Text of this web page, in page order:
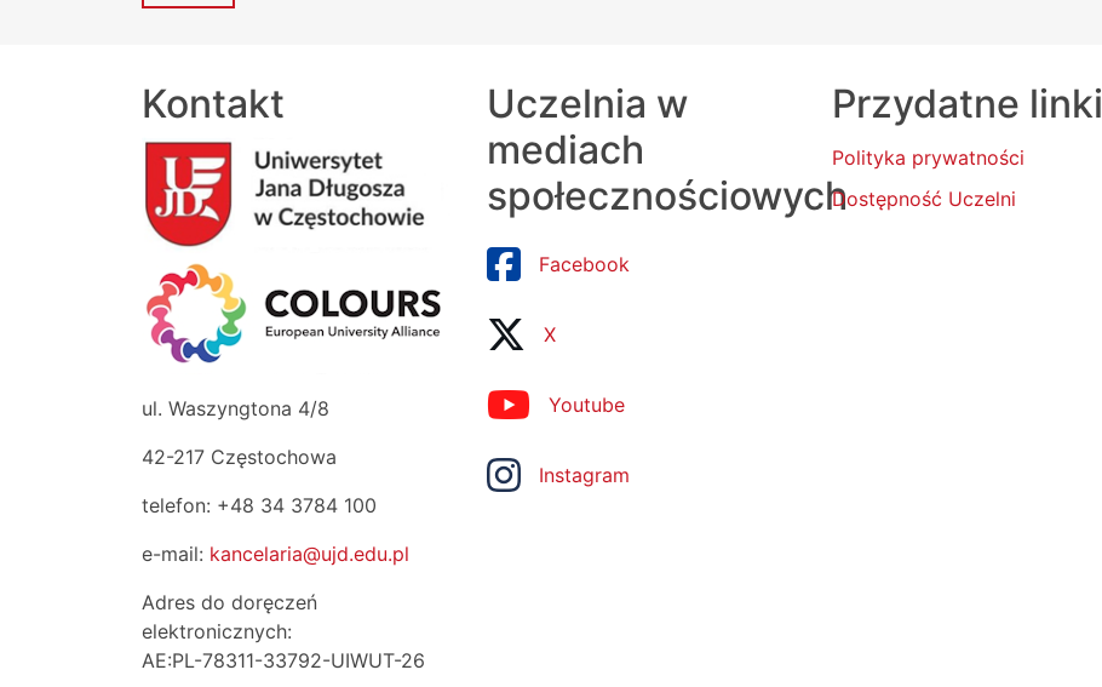
Kontakt
ul. Waszyngtona 4/8
42-217 Częstochowa
telefon: +48 34 3784 100
e-mail: kancelaria@ujd.edu.pl
Adres do doręczeń
elektronicznych:
AE:PL-78311-33792-UIWUT-26
Uczelnia w
mediach
społecznościowych
Facebook
X
Youtube
Instagram
Przydatne linki
Polityka prywatności
Dostępność Uczelni